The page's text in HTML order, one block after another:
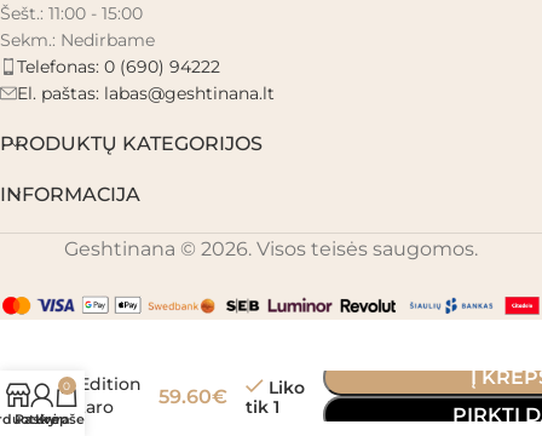
Šešt.: 11:00 - 15:00
Sekm.: Nedirbame
Telefonas: 0 (690) 94222
El. paštas: labas@geshtinana.lt
PRODUKTŲ KATEGORIJOS
INFORMACIJA
Geshtinana © 2026. Visos teisės saugomos.
Tarot
Edition
taro
kortos
59.60€
Liko
tik 1
Į
PIRKTI
Paskyra
0
Krepšelis